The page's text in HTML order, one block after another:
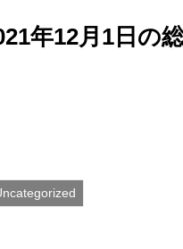
年12月1日の